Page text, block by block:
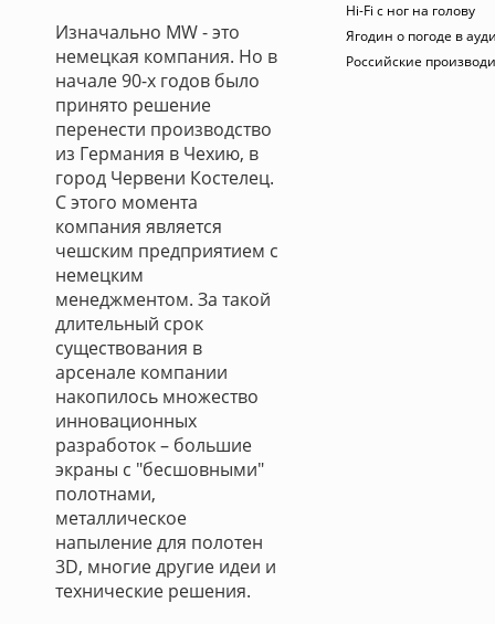
Изначально MW - это
немецкая компания. Но в
начале 90-х годов было
принято решение
перенести производство
из Германия в Чехию, в
город Червени Костелец.
С этого момента
компания является
чешским предприятием с
немецким
менеджментом. За такой
длительный срок
существования в
арсенале компании
накопилось множество
инновационных
разработок – большие
экраны с "бесшовными"
полотнами,
металлическое
напыление для полотен
3D, многие другие идеи и
технические решения.
Hi-Fi с ног на голову
Ягодин о погоде в
Российские